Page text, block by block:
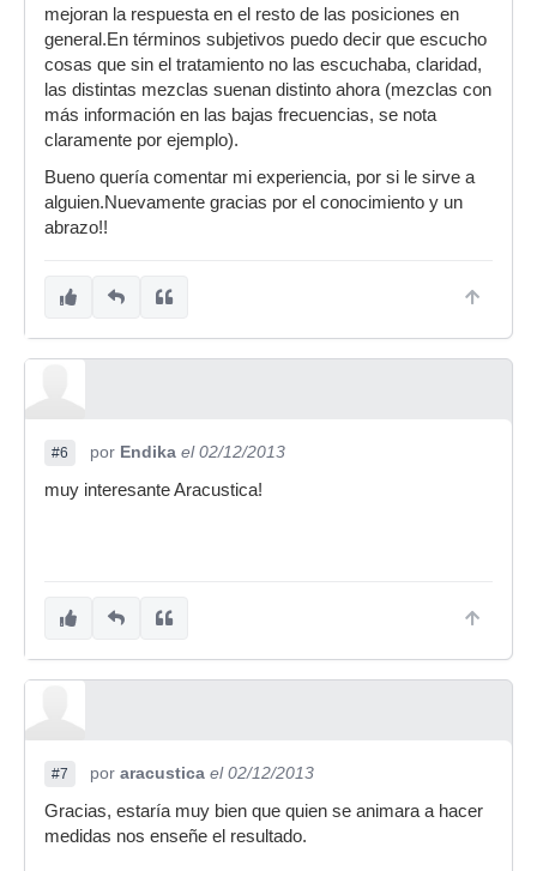
mejoran la respuesta en el resto de las posiciones en
general.En términos subjetivos puedo decir que escucho
cosas que sin el tratamiento no las escuchaba, claridad,
las distintas mezclas suenan distinto ahora (mezclas con
más información en las bajas frecuencias, se nota
claramente por ejemplo).
Bueno quería comentar mi experiencia, por si le sirve a
alguien.Nuevamente gracias por el conocimiento y un
abrazo!!
#6 por Endika el 02/12/2013
muy interesante Aracustica!
#7 por aracustica el 02/12/2013
Gracias, estaría muy bien que quien se animara a hacer
medidas nos enseñe el resultado.